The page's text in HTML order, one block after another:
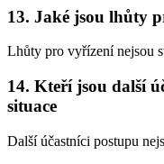
13. Jaké jsou lhůty
Lhůty pro vyřízení nejsou
14. Kteří jsou další
situace
Další účastníci postupu